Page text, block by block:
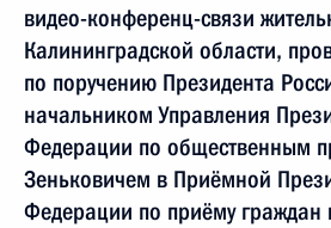
видео-конференц-связи
Калининградской области,
по поручению Президента
начальником Управления
Федерации по общественным
Зеньковичем в Приёмной
Федерации по приёму граждан